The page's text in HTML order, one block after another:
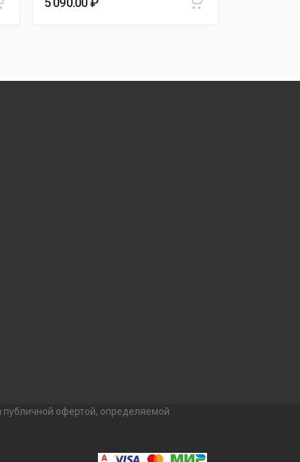
публичной офертой, определяемой